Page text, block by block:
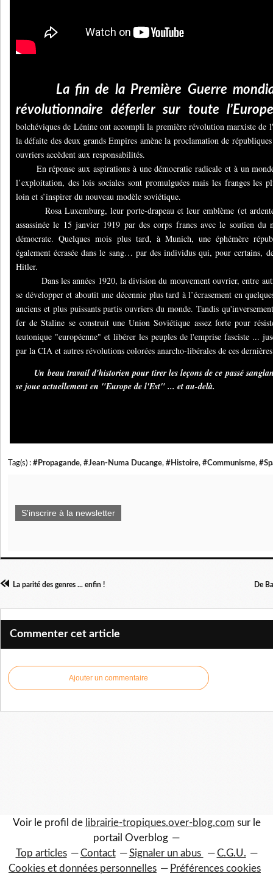
La fin de la Première Guerre
révolutionnaire déferler sur toute
bolchéviques de Lénine ont accompli la première révolution marxiste
la défaite des deux grands Empires amène la proclamation de
ouvriers accèdent aux responsabilités.
En réponse aux aspirations à une démocratie radicale et à un
l’exploitation, des lois sociales sont promulguées mais les franges les
loin et s’inspirer du nouveau modèle soviétique.
Rosa Luxemburg, leur porte-drapeau et leur emblème (et ardente
assassinée le 15 janvier 1919 par des corps francs avec le soutien du
démocrate. Quelques mois plus tard, à Munich, une éphémère
également écrasée dans le sang… par des individus qui, pour certains,
Hitler.
Dans les années 1920, la division du mouvement ouvrier, entre
se développer et aboutit une décennie plus tard à l’écrasement en
anciens et plus puissants partis ouvriers du monde. Tandis
fer de Staline se construit une Union Soviétique assez forte pour
teutonique "européenne" et libérer les peuples de l'emprise fasciste ...
par la CIA et autres révolutions colorées anarcho-libérales de ces
Un beau travail d'historien pour tirer les leçons de ce passé
se joue actuellement en "Europe de l'Est" ... et au-delà.
Tag(s) : #Propagande, #Jean-Numa Ducange, #Histoire, #Communisme,
S'inscrire à la newsletter
La parité des genres ... enfin ! De
Commenter cet article
Ajouter un commentaire
Voir le profil de librairie-tropiques.over-blog.com sur le
portail Overblog
Top articles
Contact Signaler un abus
C.G.U.
Cookies et données personnelles
Préférences cookies